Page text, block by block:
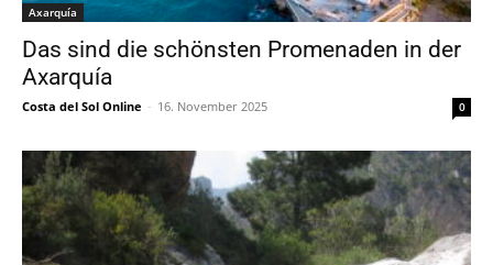
Axarquía
Das sind die schönsten Promenaden in der
Axarquía
Costa del Sol Online - 16. November 2025 0